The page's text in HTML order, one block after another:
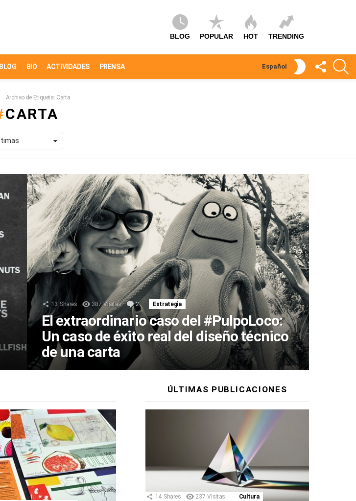
BLOG POPULAR HOT TRENDING
BLOG BIO ACTIVIDADES PRENSA Español
SKIN
SÍGUEME
Archivo de Etiqueta: Carta
CARTA
13 Shares 387 Visitas 2 Comentarios
Estrategia
El extraordinario caso del #PulpoLoco:
Un caso de éxito real del diseño técnico
de una carta
ÚLTIMAS PUBLICACIONES
14 Shares 237 Visitas Cultura